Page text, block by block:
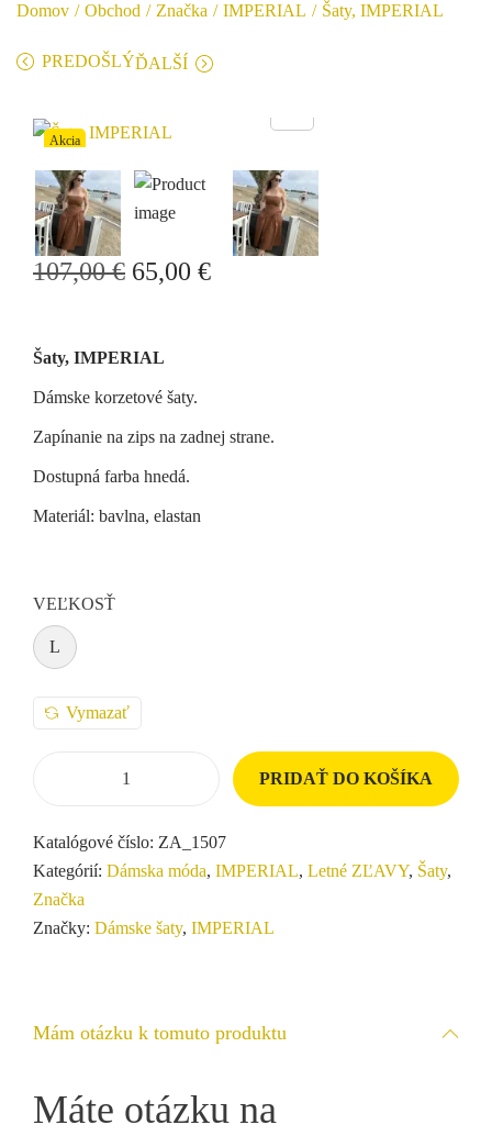
Domov / Obchod / Značka / IMPERIAL / Šaty, IMPERIAL
PREDOŠLÝĎALŠÍ
Akcia
107,00€ 65,00 €
Šaty, IMPERIAL
Dámske korzetové šaty.
Zapínanie na zips na zadnej strane.
Dostupná farba hnedá.
Materiál: bavlna, elastan
VEĽKOSŤ
L
Vymazať
PRIDAŤ DO KOŠÍKA
Katalógové číslo: ZA_1507
Kategórií: Dámska móda, IMPERIAL, Letné ZĽAVY, Šaty,
Značka
Značky: Dámske šaty, IMPERIAL
Mám otázku k tomuto produktu
Máte otázku na